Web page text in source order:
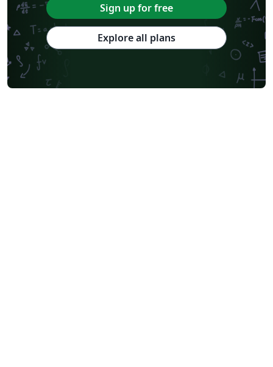
Sign up for free
Explore all plans